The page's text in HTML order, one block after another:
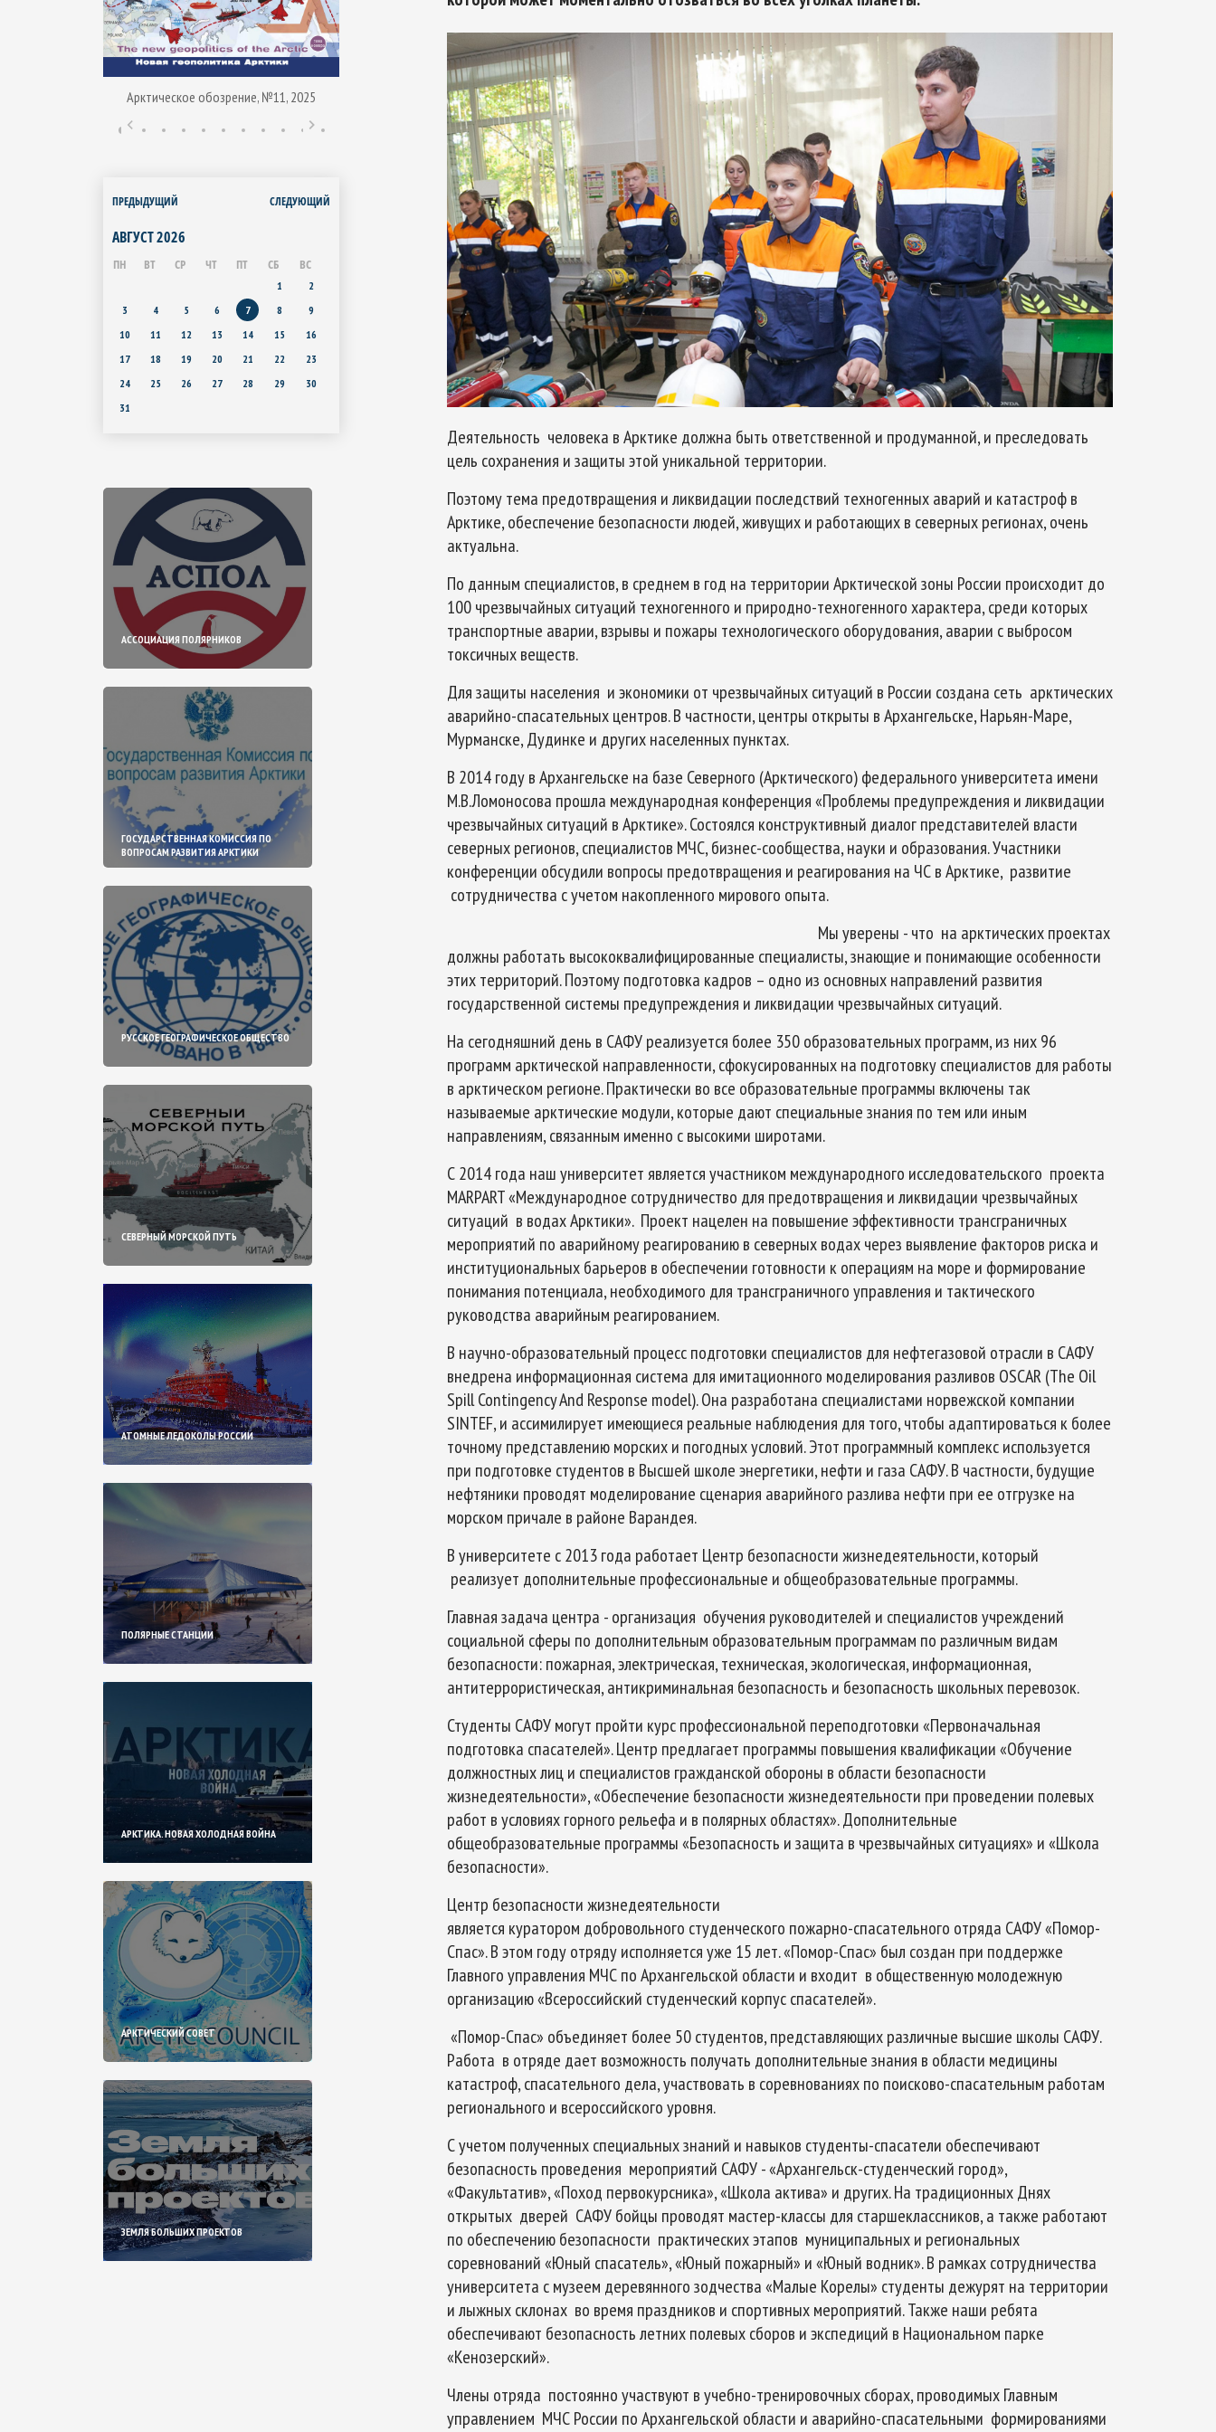
Арктическое обозрение, №11, 2025 Арктическое обозрение, №10, 2024 Арктическое обозрение, №9, 2023 Арктическое обозрение, №8, 2022
ПРЕДЫДУЩИЙ СЛЕДУЮЩИЙ
АВГУСТ2026
ПН ВТ СР ЧТ ПТ СБ ВС
1
2
3
4 5 6 7 8
9
10
11 12 13 14 15
16
17
18 19 20 21 22
23
24
25 26 27 28 29
30
31
АССОЦИАЦИЯ ПОЛЯРНИКОВ
ГОСУДАРСТВЕННАЯ КОМИССИЯ ПО
ВОПРОСАМ РАЗВИТИЯ АРКТИКИ
РУССКОЕ ГЕОГРАФИЧЕСКОЕ ОБЩЕСТВО
СЕВЕРНЫЙ МОРСКОЙ ПУТЬ
АТОМНЫЕ ЛЕДОКОЛЫ РОССИИ
ПОЛЯРНЫЕ СТАНЦИИ
АРКТИКА. НОВАЯ ХОЛОДНАЯ ВОЙНА
АРКТИЧЕСКИЙ СОВЕТ
ЗЕМЛЯ БОЛЬШИХ ПРОЕКТОВ
Деятельность человека в Арктике должна быть ответственной и продуманной, и преследовать
цель сохранения и защиты этой уникальной территории.
Поэтому тема предотвращения и ликвидации последствий техногенных аварий и катастроф в
Арктике, обеспечение безопасности людей, живущих и работающих в северных регионах, очень
актуальна.
По данным специалистов, в среднем в год на территории Арктической зоны России происходит до
100 чрезвычайных ситуаций техногенного и природно-техногенного характера, среди которых
транспортные аварии, взрывы и пожары технологического оборудования, аварии с выбросом
токсичных веществ.
Для защиты населения и экономики от чрезвычайных ситуаций в России создана сеть арктических
аварийно-спасательных центров. В частности, центры открыты в Архангельске, Нарьян-Маре,
Мурманске, Дудинке и других населенных пунктах.
В 2014 году в Архангельске на базе Северного (Арктического) федерального университета имени
М.В.Ломоносова прошла международная конференция «Проблемы предупреждения и ликвидации
чрезвычайных ситуаций в Арктике». Состоялся конструктивный диалог представителей власти
северных регионов, специалистов МЧС, бизнес-сообщества, науки и образования. Участники
конференции обсудили вопросы предотвращения и реагирования на ЧС в Арктике, развитие
сотрудничества с учетом накопленного мирового опыта.
Мы уверены - что на арктических проектах
должны работать высококвалифицированные специалисты, знающие и понимающие особенности
этих территорий. Поэтому подготовка кадров – одно из основных направлений развития
государственной системы предупреждения и ликвидации чрезвычайных ситуаций.
На сегодняшний день в САФУ реализуется более 350 образовательных программ, из них 96
программ арктической направленности, сфокусированных на подготовку специалистов для работы
в арктическом регионе. Практически во все образовательные программы включены так
называемые арктические модули, которые дают специальные знания по тем или иным
направлениям, связанным именно с высокими широтами.
С 2014 года наш университет является участником международного исследовательского проекта
MARPART «Международное сотрудничество для предотвращения и ликвидации чрезвычайных
ситуаций в водах Арктики». Проект нацелен на повышение эффективности трансграничных
мероприятий по аварийному реагированию в северных водах через выявление факторов риска и
институциональных барьеров в обеспечении готовности к операциям на море и формирование
понимания потенциала, необходимого для трансграничного управления и тактического
руководства аварийным реагированием.
В научно-образовательный процесс подготовки специалистов для нефтегазовой отрасли в САФУ
внедрена информационная система для имитационного моделирования разливов OSCAR (The Oil
Spill Contingency And Response model). Она разработана специалистами норвежской компании
SINTEF, и ассимилирует имеющиеся реальные наблюдения для того, чтобы адаптироваться к более
точному представлению морских и погодных условий. Этот программный комплекс используется
при подготовке студентов в Высшей школе энергетики, нефти и газа САФУ. В частности, будущие
нефтяники проводят моделирование сценария аварийного разлива нефти при ее отгрузке на
морском причале в районе Варандея.
В университете с 2013 года работает Центр безопасности жизнедеятельности, который
реализует дополнительные профессиональные и общеобразовательные программы.
Главная задача центра - организация обучения руководителей и специалистов учреждений
социальной сферы по дополнительным образовательным программам по различным видам
безопасности: пожарная, электрическая, техническая, экологическая, информационная,
антитеррористическая, антикриминальная безопасность и безопасность школьных перевозок.
Студенты САФУ могут пройти курс профессиональной переподготовки «Первоначальная
подготовка спасателей». Центр предлагает программы повышения квалификации «Обучение
должностных лиц и специалистов гражданской обороны в области безопасности
жизнедеятельности», «Обеспечение безопасности жизнедеятельности при проведении полевых
работ в условиях горного рельефа и в полярных областях». Дополнительные
общеобразовательные программы «Безопасность и защита в чрезвычайных ситуациях» и «Школа
безопасности».
Центр безопасности жизнедеятельности
является куратором добровольного студенческого пожарно-спасательного отряда САФУ «Помор-
Спас». В этом году отряду исполняется уже 15 лет. «Помор-Спас» был создан при поддержке
Главного управления МЧС по Архангельской области и входит в общественную молодежную
организацию «Всероссийский студенческий корпус спасателей».
«Помор-Спас» объединяет более 50 студентов, представляющих различные высшие школы САФУ.
Работа в отряде дает возможность получать дополнительные знания в области медицины
катастроф, спасательного дела, участвовать в соревнованиях по поисково-спасательным работам
регионального и всероссийского уровня.
С учетом полученных специальных знаний и навыков студенты-спасатели обеспечивают
безопасность проведения мероприятий САФУ - «Архангельск-студенческий город»,
«Факультатив», «Поход первокурсника», «Школа актива» и других. На традиционных Днях
открытых дверей САФУ бойцы проводят мастер-классы для старшеклассников, а также работают
по обеспечению безопасности практических этапов муниципальных и региональных
соревнований «Юный спасатель», «Юный пожарный» и «Юный водник». В рамках сотрудничества
университета с музеем деревянного зодчества «Малые Корелы» студенты дежурят на территории
и лыжных склонах во время праздников и спортивных мероприятий. Также наши ребята
обеспечивают безопасность летних полевых сборов и экспедиций в Национальном парке
«Кенозерский».
Члены отряда постоянно участвуют в учебно-тренировочных сборах, проводимых Главным
управлением МЧС России по Архангельской области и аварийно-спасательными формированиями